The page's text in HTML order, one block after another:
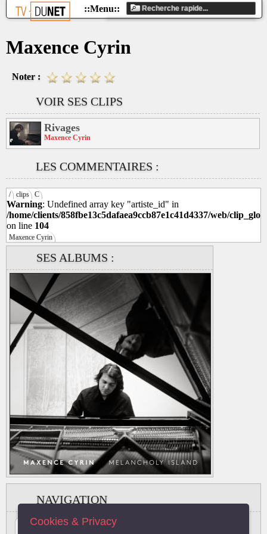
/ clips C
Warning: Undefined array key "artiste_id" in
/home/clients/858fbe13c5dafaea9ccb87e1c41d4337/web/
on line 104
Maxence Cyrin
SES ALBUMS :
NAVIGATION
A B C D
Maxence Cyrin
Noter :
VOIR SES CLIPS
Rivages
Maxence Cyrin
LES COMMENTAIRES :
Cookies & Privacy